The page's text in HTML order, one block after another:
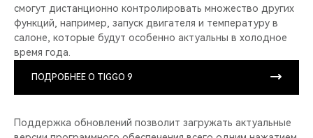
смогут дистанционно контролировать множество других
функций, например, запуск двигателя и температуру в
салоне, которые будут особенно актуальны в холодное
время года.
ПОДРОБНЕЕ О TIGGO 9
Поддержка обновлений позволит загружать актуальные